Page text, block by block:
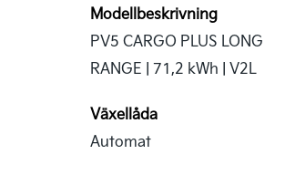
Modellbeskrivning
PV5 CARGO PLUS LONG
RANGE | 71,2 kWh | V2L
Växellåda
Automat